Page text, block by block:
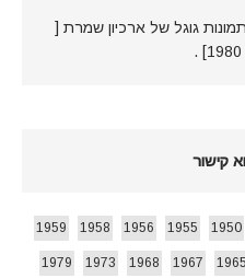
גוגל של ארכיון שמרת [
קישור
1950
1955
1956
1958
1959
1965
1967
1968
1973
1979